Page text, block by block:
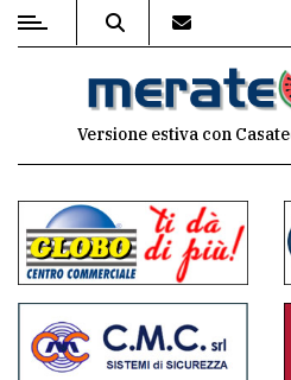
MENU
commenti
Contenuti
del
sito
Versione estiva con